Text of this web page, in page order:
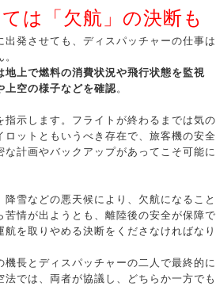
は「欠航」の決断も
出発させても、ディスパッチャーの仕事は
地上で燃料の消費状況や飛行状態を監視
上空の様子などを確認。
指示します。フライトが終わるまでは気の
ロットともいうべき存在で、旅客機の安全
計画やバックアップがあってこそ可能に
降雪などの悪天候により、欠航になること
苦情が出ようとも、離陸後の安全が保障で
航を取りやめる決断をくださなければなり
長とディスパッチャーの二人で最終的に
では、両者が協議し、どちらか一方でも